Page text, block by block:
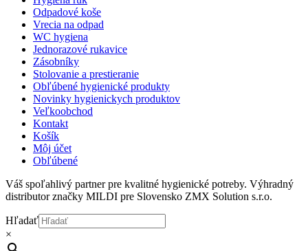
Odpadové koše
Vrecia na odpad
WC hygiena
Jednorazové rukavice
Zásobníky
Stolovanie a prestieranie
Obľúbené hygienické produkty
Novinky hygienickych produktov
Veľkoobchod
Kontakt
Košík
Môj účet
Obľúbené
Váš spoľahlivý partner pre kvalitné hygienické potreby. Výhradný
distributor značky MILDI pre Slovensko ZMX Solution s.r.o.
Hľadať
×